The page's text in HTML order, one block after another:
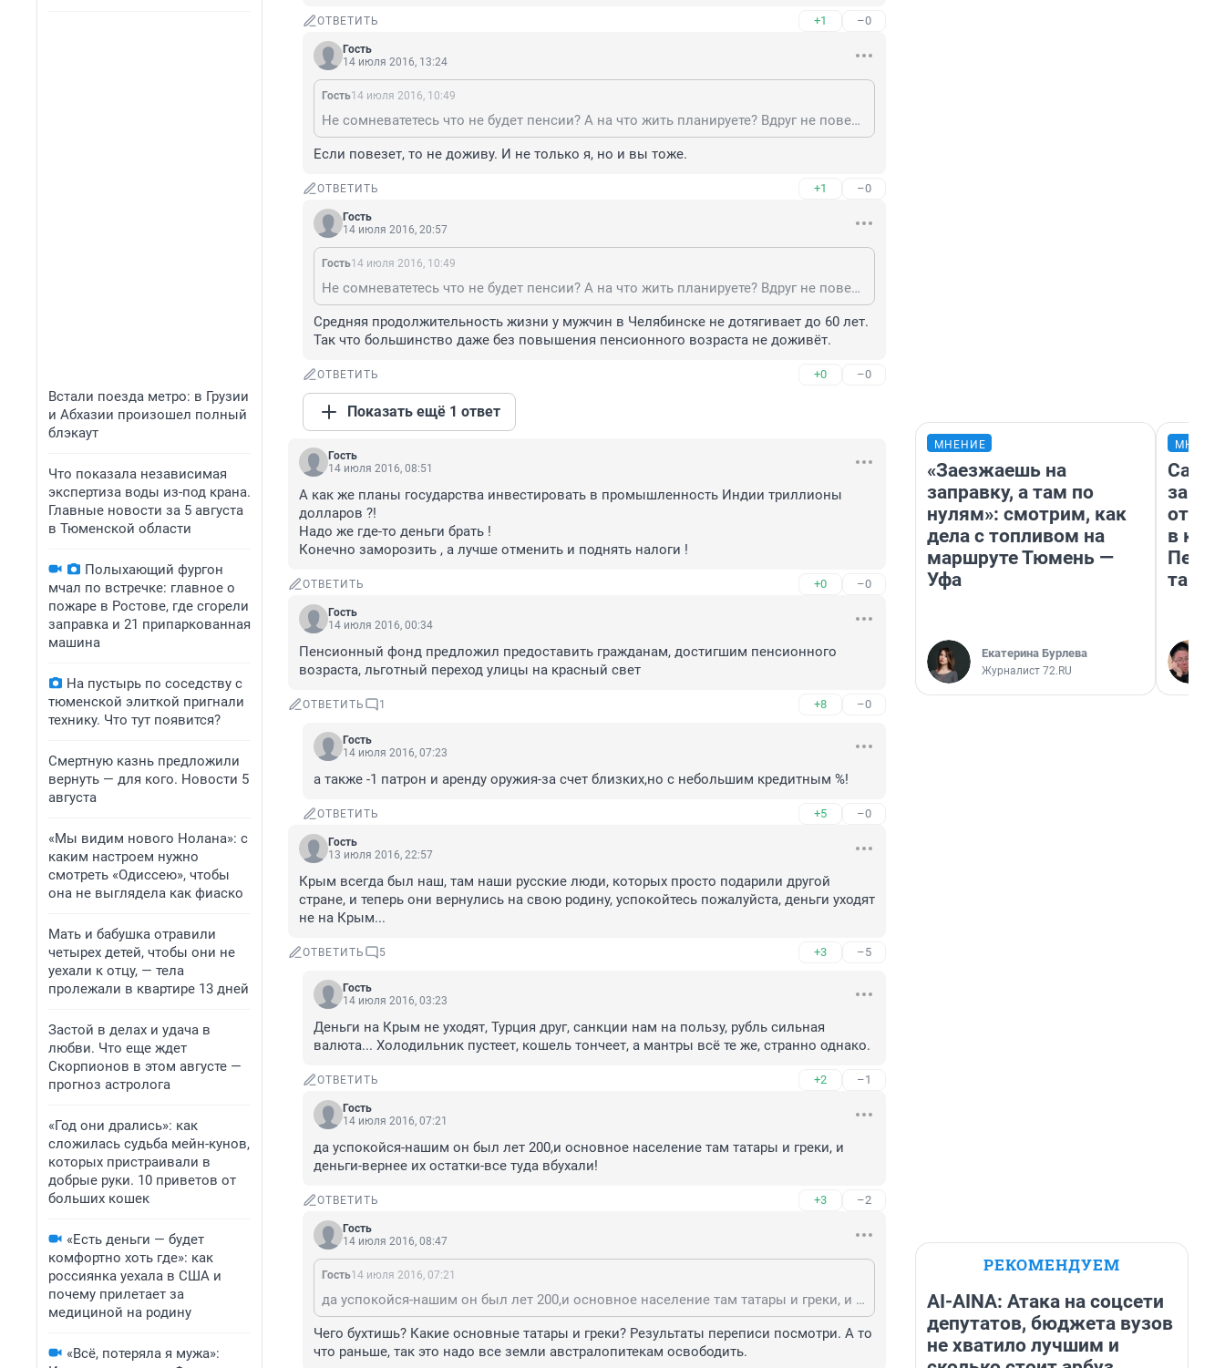
Встали поезда метро: в Грузии
и Абхазии произошел полный
блэкаут
Что показала независимая
экспертиза воды из-под крана.
Главные новости за 5 августа
в Тюменской области
Полыхающий фургон
мчал по встречке: главное о
пожаре в Ростове, где сгорели
заправка и 21 припаркованная
машина
На пустырь по соседству с
тюменской элиткой пригнали
технику. Что тут появится?
Смертную казнь предложили
вернуть — для кого. Новости 5
августа
«Мы видим нового Нолана»: с
каким настроем нужно
смотреть «Одиссею», чтобы
она не выглядела как фиаско
Мать и бабушка отравили
четырех детей, чтобы они не
уехали к отцу, — тела
пролежали в квартире 13 дней
Застой в делах и удача в
любви. Что еще ждет
Скорпионов в этом августе —
прогноз астролога
«Год они дрались»: как
сложилась судьба мейн-кунов,
которых пристраивали в
добрые руки. 10 приветов от
больших кошек
«Есть деньги — будет
комфортно хоть где»: как
россиянка уехала в США и
почему прилетает за
медициной на родину
«Всё, потеряла я мужа»:
ОТВЕТИТЬ +1 –0
Гость
14 июля 2016, 13:24
Гость14 июля 2016, 10:49
Не сомневатетесь что не будет пенсии? А на что жить планируете? Вдруг не повезет и проживете долго?
Если повезет, то не доживу. И не только я, но и вы тоже.
ОТВЕТИТЬ +1 –0
Гость
14 июля 2016, 20:57
Гость14 июля 2016, 10:49
Не сомневатетесь что не будет пенсии? А на что жить планируете? Вдруг не повезет и проживете долго?
Средняя продолжительность жизни у мужчин в Челябинске не дотягивает до 60 лет.
Так что большинство даже без повышения пенсионного возраста не доживёт.
ОТВЕТИТЬ +0 –0
Показать ещё 1 ответ
Гость
14 июля 2016, 08:51
А как же планы государства инвестировать в промышленность Индии триллионы
долларов ?!
Надо же где-то деньги брать !
Конечно заморозить , а лучше отменить и поднять налоги !
ОТВЕТИТЬ +0 –0
Гость
14 июля 2016, 00:34
Пенсионный фонд предложил предоставить гражданам, достигшим пенсионного
возраста, льготный переход улицы на красный свет
ОТВЕТИТЬ 1 +8 –0
Гость
14 июля 2016, 07:23
а также -1 патрон и аренду оружия-за счет близких,но с небольшим кредитным %!
ОТВЕТИТЬ +5 –0
Гость
13 июля 2016, 22:57
Крым всегда был наш, там наши русские люди, которых просто подарили другой
стране, и теперь они вернулись на свою родину, успокойтесь пожалуйста, деньги уходят
не на Крым...
ОТВЕТИТЬ 5 +3 –5
Гость
14 июля 2016, 03:23
Деньги на Крым не уходят, Турция друг, санкции нам на пользу, рубль сильная
валюта... Холодильник пустеет, кошель тончеет, а мантры всё те же, странно однако.
ОТВЕТИТЬ +2 –1
Гость
14 июля 2016, 07:21
да успокойся-нашим он был лет 200,и основное население там татары и греки, и
деньги-вернее их остатки-все туда вбухали!
ОТВЕТИТЬ +3 –2
Гость
14 июля 2016, 08:47
Гость14 июля 2016, 07:21
да успокойся-нашим он был лет 200,и основное население там татары и греки, и деньги-вернее их остатки-все туда вбухали!
Чего бухтишь? Какие основные татары и греки? Результаты переписи посмотри. А то
что раньше, так это надо все земли австралопитекам освободить.
МНЕНИЕ
«Заезжаешь на
заправку, а там по
нулям»: смотрим, как
дела с топливом на
маршруте Тюмень —
Уфа
Екатерина Бурлева
Журналист 72.RU
в
там
РЕКОМЕНДУЕМ
AI-AINA: Атака на соцсети
депутатов, бюджета вузов
не хватило лучшим и